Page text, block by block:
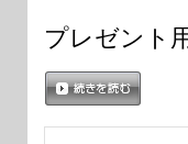
プレゼント